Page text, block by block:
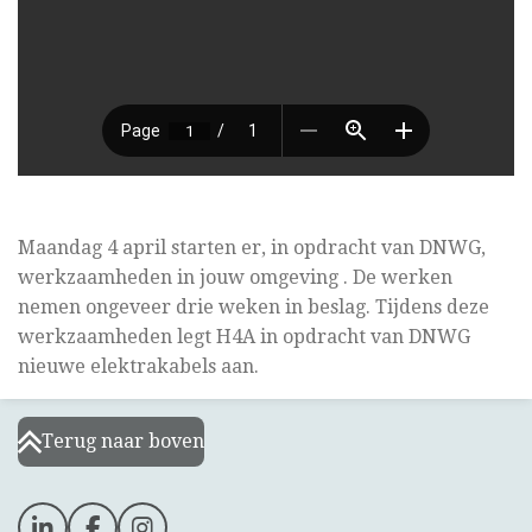
Maandag 4 april starten er, in opdracht van DNWG,
werkzaamheden in jouw omgeving . De werken
nemen ongeveer drie weken in beslag. Tijdens deze
werkzaamheden legt H4A in opdracht van DNWG
nieuwe elektrakabels aan.
Terug naar boven